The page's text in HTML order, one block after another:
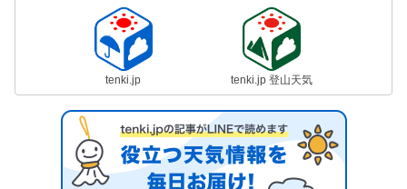
tenki.jp tenki.jp 登山天気